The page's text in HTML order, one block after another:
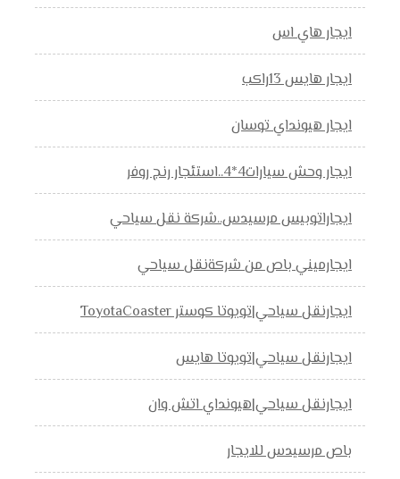
ايجار هاي اس
ايجار هايس 13راكب
ايجار هيونداي توسان
ايجار وحش سيارات4*4..استئجار رنج روفر
ايجاراتوبيس مرسيدس..شركة نقل سياحي
ايجارميني باص من شركةنقل سياحي
ايجارنقل سياحي|تويوتا كوستر ToyotaCoaster
ايجارنقل سياحي|تويوتا هايس
ايجارنقل سياحي|هيونداي اتش وان
باص مرسيدس للايجار